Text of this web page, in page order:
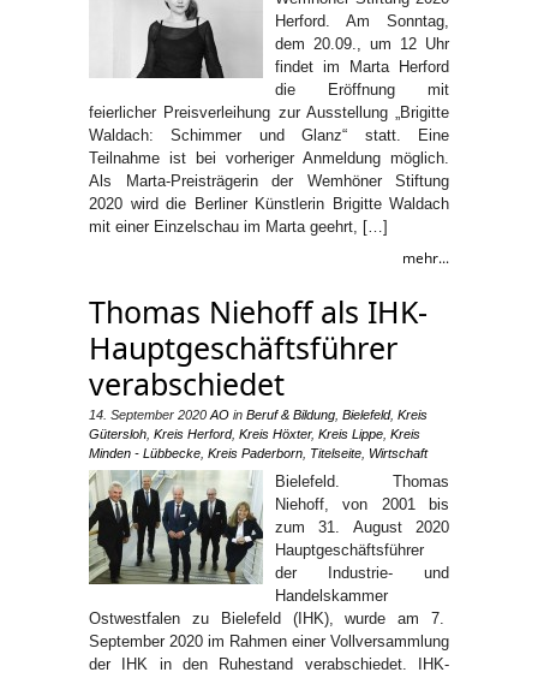
Herford. Am Sonntag,
dem 20.09., um 12 Uhr
findet im Marta Herford
die Eröffnung mit
feierlicher Preisverleihung zur Ausstellung „Brigitte
Waldach: Schimmer und Glanz“ statt. Eine
Teilnahme ist bei vorheriger Anmeldung möglich.
Als Marta-Preisträgerin der Wemhöner Stiftung
2020 wird die Berliner Künstlerin Brigitte Waldach
mit einer Einzelschau im Marta geehrt, […]
mehr...
Thomas Niehoff als IHK-
Hauptgeschäftsführer
verabschiedet
14. September 2020 AO in Beruf & Bildung Bielefeld, Kreis
Gütersloh Kreis Herford, Kreis Höxter, Kreis Lippe Kreis
Minden - Lübbecke Kreis Paderborn Titelseite Wirtschaft
Bielefeld. Thomas
Niehoff, von 2001 bis
zum 31. August 2020
Hauptgeschäftsführer
der Industrie- und
Handelskammer
Ostwestfalen zu Bielefeld (IHK), wurde am 7.
September 2020 im Rahmen einer Vollversammlung
der IHK in den Ruhestand verabschiedet. IHK-